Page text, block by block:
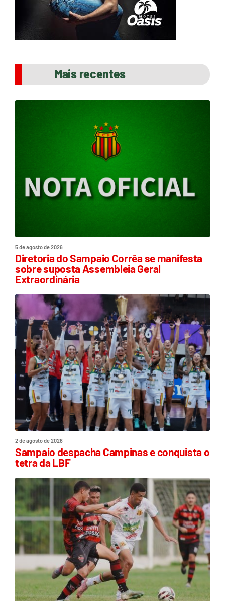
Mais recentes
5 de agosto de 2026
Diretoria do Sampaio Corrêa se manifesta
sobre suposta Assembleia Geral
Extraordinária
2 de agosto de 2026
Sampaio despacha Campinas e conquista o
tetra da LBF